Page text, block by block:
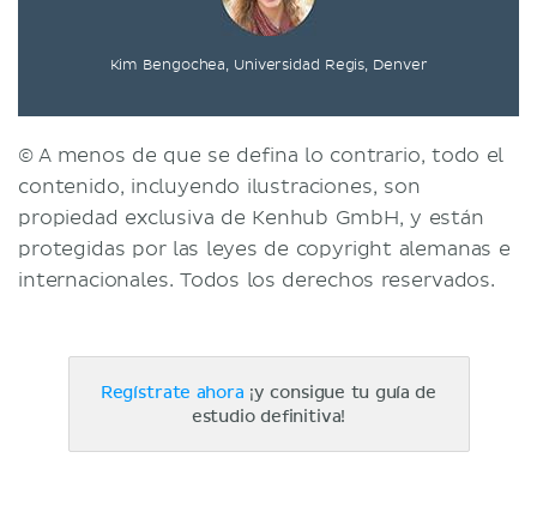
Kim Bengochea, Universidad Regis, Denver
© A menos de que se defina lo contrario, todo el
contenido, incluyendo ilustraciones, son
propiedad exclusiva de Kenhub GmbH, y están
protegidas por las leyes de copyright alemanas e
internacionales. Todos los derechos reservados.
Regístrate ahora ¡y consigue tu guía de
estudio definitiva!